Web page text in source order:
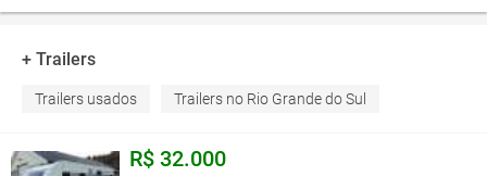
+ Trailers
Trailers usados Trailers no Rio Grande do Sul
R$ 32.000